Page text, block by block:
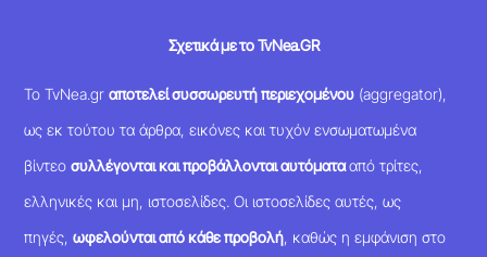
Σχετικά με το TvNea.GR
Το TvNea.grαποτελεί συσσωρευτή περιεχομένου (aggregator),
ως εκ τούτου τα άρθρα, εικόνες και τυχόν ενσωματωμένα
βίντεοσυλλέγονται και προβάλλονται αυτόματααπό τρίτες,
ελληνικές και μη, ιστοσελίδες. Οι ιστοσελίδες αυτές, ως
πηγές,ωφελούνται από κάθε προβολή , καθώς η εμφάνιση στο